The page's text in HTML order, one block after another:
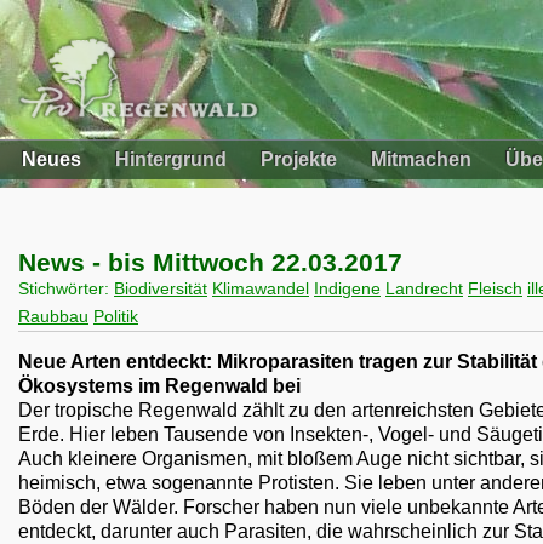
Neues Hintergrund Projekte Mitmachen
News - bis Mittwoch 22.03.2017
Stichwörter: Biodiversität Klimawandel Indigene Landrecht Fleisch
Raubbau Politik
Neue Arten entdeckt: Mikroparasiten tragen zur Stabilität
Ökosystems im Regenwald bei
Der tropische Regenwald zählt zu den artenreichsten
Erde. Hier leben Tausende von Insekten-, Vogel- und
Auch kleinere Organismen, mit bloßem Auge nicht sichtbar,
heimisch, etwa sogenannte Protisten. Sie leben unter
Böden der Wälder. Forscher haben nun viele unbekannte
entdeckt, darunter auch Parasiten, die wahrscheinlich zur